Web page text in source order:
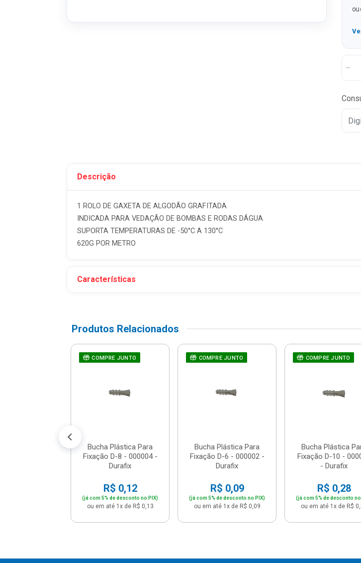
ou
Descrição
1 ROLO DE GAXETA DE ALGODÃO GRAFITADA
INDICADA PARA VEDAÇÃO DE BOMBAS E RODAS DÁGUA
SUPORTA TEMPERATURAS DE -50°C A 130°C
620G POR METRO
Características
Produtos Relacionados
COMPRE JUNTO
Bucha Plástica Para
Fixação D-8 - 000004 -
Durafix
R$ 0,12
(já com 5% de desconto no PIX)
ou em até 1x de R$ 0,13
COMPRE JUNTO
Bucha Plástica Para
Fixação D-6 - 000002 -
Durafix
R$ 0,09
(já com 5% de desconto no PIX)
ou em até 1x de R$ 0,09
COMPRE JUNTO
Bucha Plástica
Fixação D-10 -
- Durafix
R$ 0,28
(já com 5% de desconto no
ou em até 1x de R$